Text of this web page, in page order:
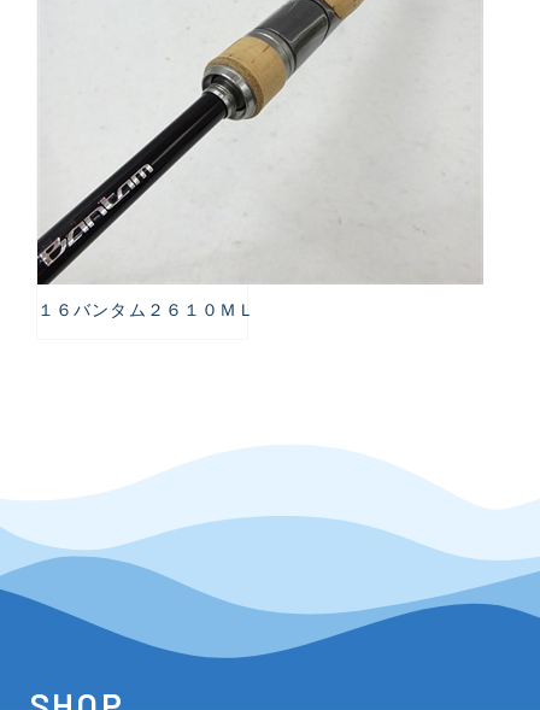
１６バンタム２６１０ＭＬ